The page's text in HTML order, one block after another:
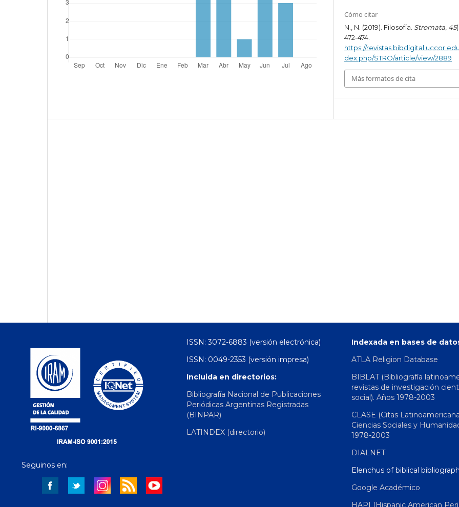
Cómo citar
N., N. (2019). Filosofía. Stromata 45
472-474.
https://
dex.php/STRO/article/view/2889
Más formatos de cita
Seguinos en:
ISSN: 3072-6883 (versión electrónica)
ISSN: 0049-2353 (versión impresa)
Incluida en directorios:
Bibliografía Nacional de Publicaciones
Periódicas Argentinas Registradas
(BINPAR)
LATINDEX (directorio)
Indexada en bases de
ATLA Religion Database
BIBLAT (Bibliografía
revistas de investigación
social). Años 1978-2003
CLASE (Citas
Ciencias Sociales y
1978-2003
DIALNET
Elenchus of biblical
Google Académico
HAPI (Hispanic American